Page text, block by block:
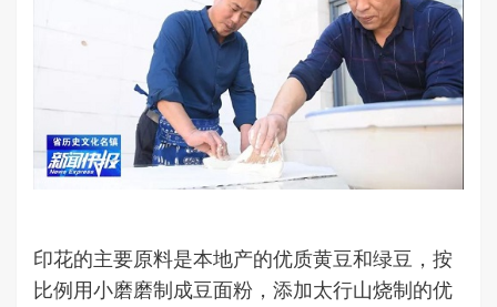
印花的主要原料是本地产的优质黄豆和绿豆，按
比例用小磨磨制成豆面粉，添加太行山烧制的优